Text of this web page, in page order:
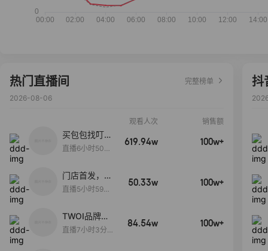
热门直播间
完整榜单
2026-08-06
观看人次 销售额
买包包找叮
当,一折购！
直播6小时50分
619.94w 100w+
门店首发，秋
款大上新！！
直播5小时59分
50.33w 100w+
TWOI品牌直
播间新款上
直播7小时3分5
84.54w 100w+
抖